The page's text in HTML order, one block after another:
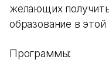
желающих
образование в
Программы: